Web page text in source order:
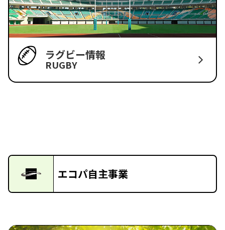
ラグビー情報
RUGBY
エコパ自主事業